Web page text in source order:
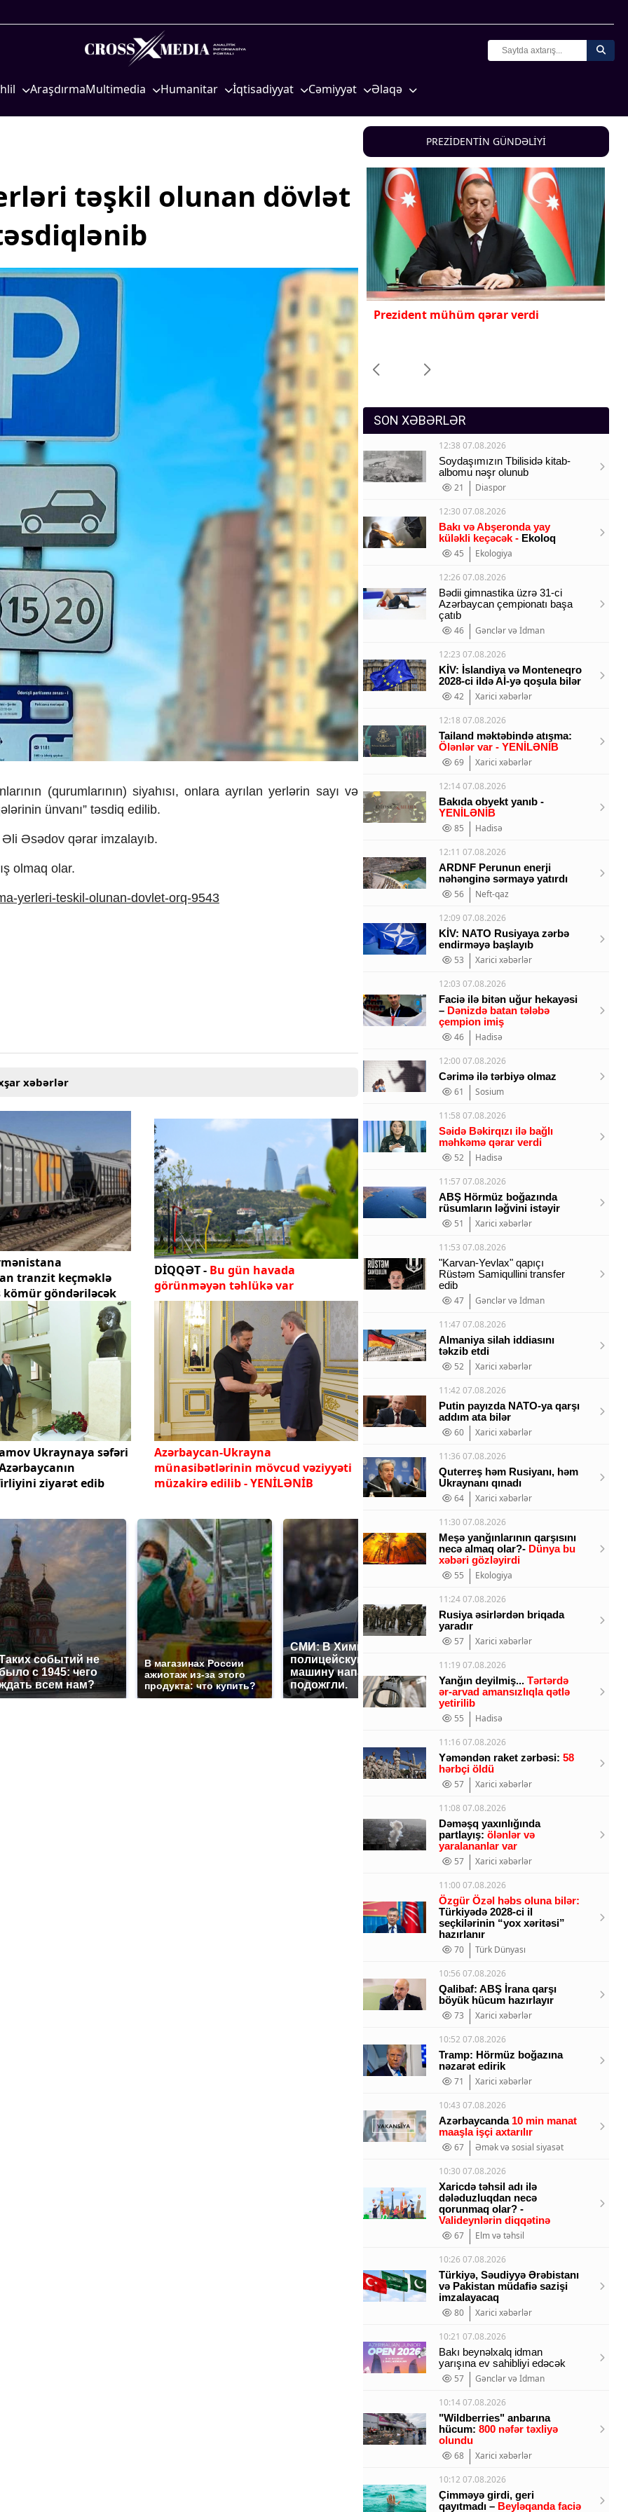
AraşdırmaMultimedia Humanitar
Mədəniyyətimizin Zəfəri
İqtisadiyyat
Kənd təsərrüfatı
nəqliyyat
Cəmiyyət
Məhkəmə və hüquq
Zəfər - 5
Gənclər və İdman
Hadisə
Sağlamlıq
Sosium
Mənəvi dəyərlər
Texnologiya
Əlaqə
təşkil olunan dövlət
(qurumlarının) siyahısı, onlara ayrılan yerlərin sayı və
ünvanı” təsdiq edilib.
Əsədov qərar imzalayıb.
olmaq olar.
yerleri-teskil-olunan-dovlet-orq-9543
xəbərlər
tranzit keçməklə
kömür göndəriləcək
DİQQƏT - Bu gün havada
görünməyən təhlükə var
Ukraynaya səfəri
ziyarət edib
Azərbaycan-Ukrayna
münasibətlərinin mövcud vəziyyəti
müzakirə edilib - YENİLƏNİB
событий не
с 1945: чего
всем нам?
В магазинах России
ажиотаж из-за этого
продукта: что купить?
СМИ: В Химках на
полицейскую
машину напали и
подожгли.
Где будет встреча
президентов США и
России: Европа?
PREZİDENTİN GÜNDƏLİYİ
Şurası yanında
geri çağırılıb
Prezident mühüm qərar verdi
İlham Əliyev ona yüksək dövlət
SON XƏBƏRLƏR
12:38 07.08.2026
Soydaşımızın Tbilisidə kitab-
albomu nəşr olunub
21
Diaspor
12:30 07.08.2026
Bakı və Abşeronda yay
küləkli keçəcək - Ekoloq
45
Ekologiya
12:26 07.08.2026
Bədii gimnastika üzrə 31-ci
Azərbaycan çempionatı başa
çatıb
46
Gənclər və İdman
12:23 07.08.2026
KİV: İslandiya və Monteneqro
2028-ci ildə Aİ-yə qoşula bilər
42
Xarici xəbərlər
12:18 07.08.2026
Tailand məktəbində atışma:
Ölənlər var - YENİLƏNİB
69
Xarici xəbərlər
12:14 07.08.2026
Bakıda obyekt yanıb -
YENİLƏNİB
85
Hadisə
12:11 07.08.2026
ARDNF Perunun enerji
nəhənginə sərmayə yatırdı
56
Neft-qaz
12:09 07.08.2026
KİV: NATO Rusiyaya zərbə
endirməyə başlayıb
53
Xarici xəbərlər
12:03 07.08.2026
Faciə ilə bitən uğur hekayəsi
– Dənizdə batan tələbə
çempion imiş
46
Hadisə
12:00 07.08.2026
Cərimə ilə tərbiyə olmaz
61
Sosium
11:58 07.08.2026
Səidə Bəkirqızı ilə bağlı
məhkəmə qərar verdi
52
Hadisə
11:57 07.08.2026
ABŞ Hörmüz boğazında
rüsumların ləğvini istəyir
51
Xarici xəbərlər
11:53 07.08.2026
"Karvan-Yevlax" qapıçı
Rüstəm Samiqullini transfer
edib
47
Gənclər və İdman
11:47 07.08.2026
Almaniya silah iddiasını
təkzib etdi
52
Xarici xəbərlər
11:42 07.08.2026
Putin payızda NATO-ya qarşı
addım ata bilər
60
Xarici xəbərlər
11:36 07.08.2026
Quterreş həm Rusiyanı, həm
Ukraynanı qınadı
64
Xarici xəbərlər
11:30 07.08.2026
Meşə yanğınlarının qarşısını
necə almaq olar?- Dünya bu
xəbəri gözləyirdi
55
Ekologiya
11:24 07.08.2026
Rusiya əsirlərdən briqada
yaradır
57
Xarici xəbərlər
11:19 07.08.2026
Yanğın deyilmiş... Tərtərdə
ər-arvad amansızlıqla qətlə
yetirilib
55
Hadisə
11:16 07.08.2026
Yəməndən raket zərbəsi: 58
hərbçi öldü
57
Xarici xəbərlər
11:08 07.08.2026
Dəməşq yaxınlığında
partlayış: ölənlər və
yaralananlar var
57
Xarici xəbərlər
11:00 07.08.2026
Özgür Özəl həbs oluna bilər:
Türkiyədə 2028-ci il
seçkilərinin “yox xəritəsi”
hazırlanır
70
Türk Dünyası
10:56 07.08.2026
Qalibaf: ABŞ İrana qarşı
böyük hücum hazırlayır
73
Xarici xəbərlər
10:52 07.08.2026
Tramp: Hörmüz boğazına
nəzarət edirik
71
Xarici xəbərlər
10:43 07.08.2026
Azərbaycanda 10 min manat
maaşla işçi axtarılır
67
Əmək və sosial siyasət
10:30 07.08.2026
Xaricdə təhsil adı ilə
dələduzluqdan necə
qorunmaq olar? -
Valideynlərin diqqətinə
67
Elm və təhsil
10:26 07.08.2026
Türkiyə, Səudiyyə Ərəbistanı
və Pakistan müdafiə sazişi
imzalayacaq
80
Xarici xəbərlər
10:21 07.08.2026
Bakı beynəlxalq idman
yarışına ev sahibliyi edəcək
57
Gənclər və İdman
10:14 07.08.2026
"Wildberries" anbarına
hücum: 800 nəfər təxliyə
olundu
68
Xarici xəbərlər
10:12 07.08.2026
Çimməyə girdi, geri
qayıtmadı – Beyləqanda faciə